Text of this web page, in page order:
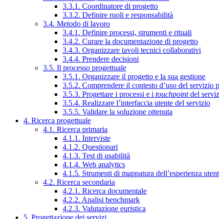
3.3.1. Coordinatore di progetto
3.3.2. Definire ruoli e responsabilità
3.4. Metodo di lavoro
3.4.1. Definire processi, strumenti e rituali
3.4.2. Curare la documentazione di progetto
3.4.3. Organizzare tavoli tecnici collaborativi
3.4.4. Prendere decisioni
3.5. Il processo progettuale
3.5.1. Organizzare il progetto e la sua gestione
3.5.2. Comprendere il contesto d’uso del servizio
3.5.3. Progettare i processi e i touchpointdel
3.5.4. Realizzare l’interfaccia utente del servizio
3.5.5. Validare la soluzione ottenuta
4. Ricerca progettuale
4.1. Ricerca primaria
4.1.1. Interviste
4.1.2. Questionari
4.1.3. Test di usabilità
4.1.4. Web analytics
4.1.5. Strumenti di mappatura dell’esperienza
4.2. Ricerca secondaria
4.2.1. Ricerca documentale
4.2.2. Analisi benchmark
4.2.3. Valutazione euristica
5. Progettazione dei servizi